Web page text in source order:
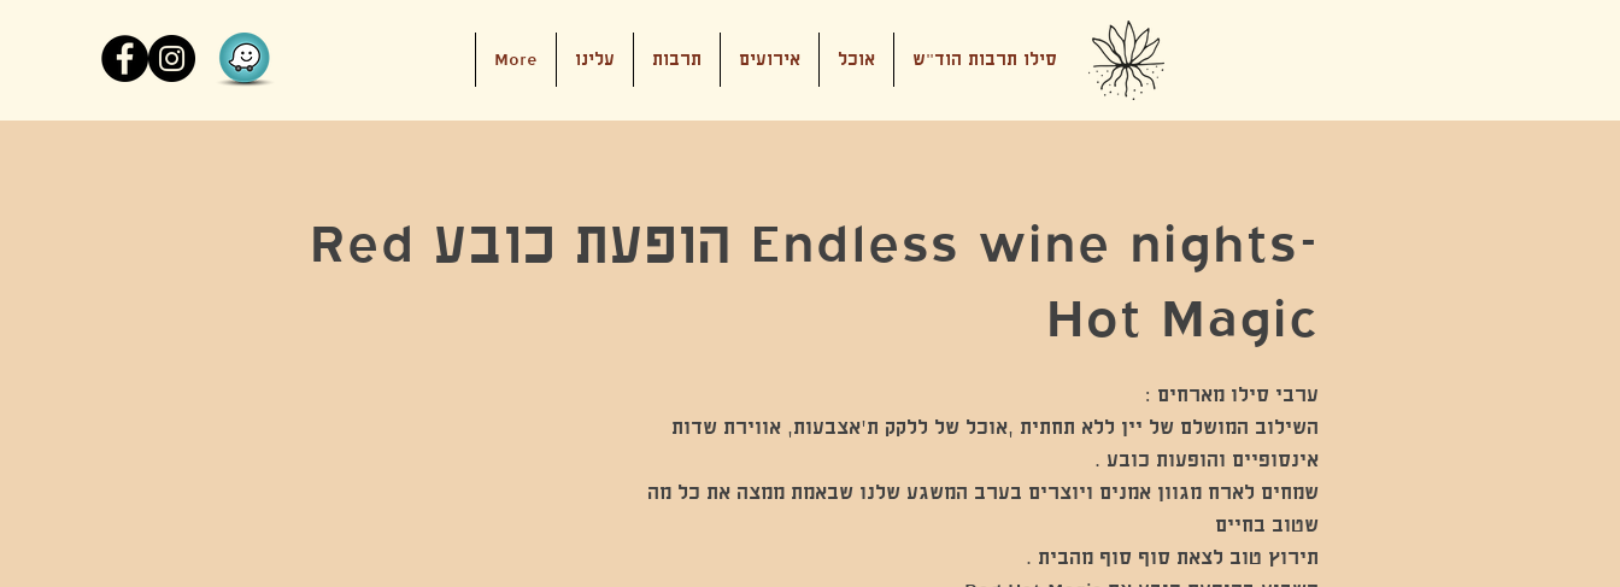
סילו תרבות הוד"ש אוכל אירועים תרבות עלינו More
-Endless wine nights הופעת כובע Red
Hot Magic
השילוב המושלם של יין ללא תחתית ,אוכל של ללקק ת׳אצבעות, אווירת שדות
שמחים לארח מגוון אמנים ויוצרים בערב המשגע שלנו שבאמת ממצה את כל מה